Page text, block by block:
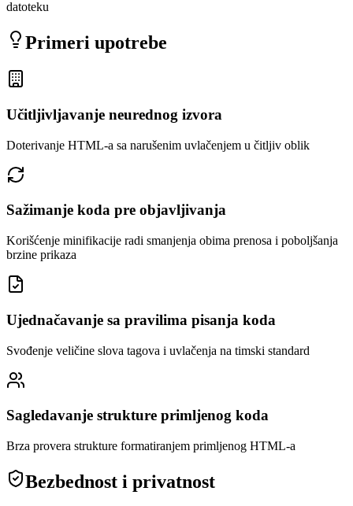
datoteku
Primeri upotrebe
Učitljivljavanje neurednog izvora
Doterivanje HTML-a sa narušenim uvlačenjem u čitljiv oblik
Sažimanje koda pre objavljivanja
Korišćenje minifikacije radi smanjenja obima prenosa i poboljšanja
brzine prikaza
Ujednačavanje sa pravilima pisanja koda
Svođenje veličine slova tagova i uvlačenja na timski standard
Sagledavanje strukture primljenog koda
Brza provera strukture formatiranjem primljenog HTML-a
Bezbednost i privatnost